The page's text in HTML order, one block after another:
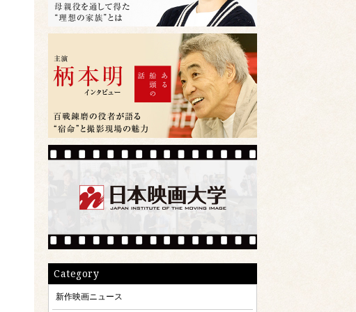
Category
新作映画ニュース